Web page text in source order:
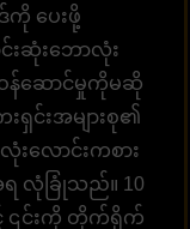
ပေးဖို့
းဆုံးဘောလုံး
န်ဆောင်မှုကိုမဆို
ရှင်းအများစု၏
လောင်းကစား
အရ လုံခြုံသည်။ 10
င့် ၎င်းကို တိုက်ရိုက်